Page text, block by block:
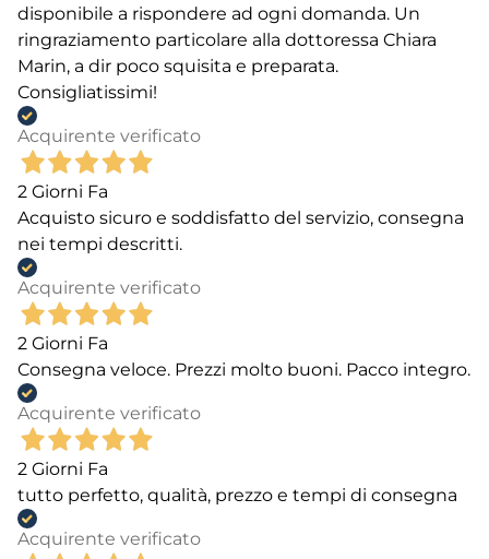
disponibile a rispondere ad ogni domanda. Un
ringraziamento particolare alla dottoressa Chiara
Marin, a dir poco squisita e preparata.
Consigliatissimi!
Acquirente verificato
2 Giorni Fa
Acquisto sicuro e soddisfatto del servizio, consegna
nei tempi descritti.
Acquirente verificato
2 Giorni Fa
Consegna veloce. Prezzi molto buoni. Pacco integro.
Acquirente verificato
2 Giorni Fa
tutto perfetto, qualità, prezzo e tempi di consegna
Acquirente verificato